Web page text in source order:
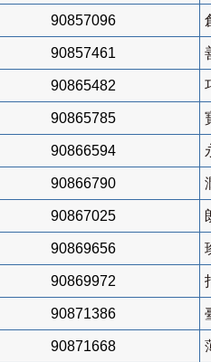
90857096
90857461
90865482
90865785
90866594
90866790
90867025
90869656
90869972
90871386
90871668